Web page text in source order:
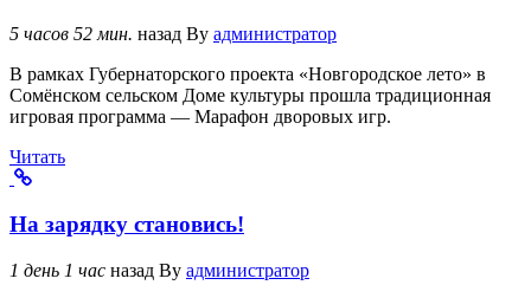
5 часов 52 мин. назад By администратор
В рамках Губернаторского проекта «Новгородское лето» в
Сомёнском сельском Доме культуры прошла традиционная
игровая программа — Марафон дворовых игр.
Читать
На зарядку становись!
1 день 1 час назад By администратор